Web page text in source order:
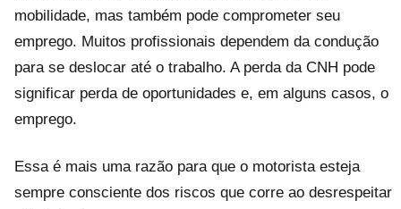
mobilidade, mas também pode comprometer seu
emprego. Muitos profissionais dependem da condução
para se deslocar até o trabalho. A perda da CNH pode
significar perda de oportunidades e, em alguns casos, o
emprego.
Essa é mais uma razão para que o motorista esteja
sempre consciente dos riscos que corre ao desrespeitar